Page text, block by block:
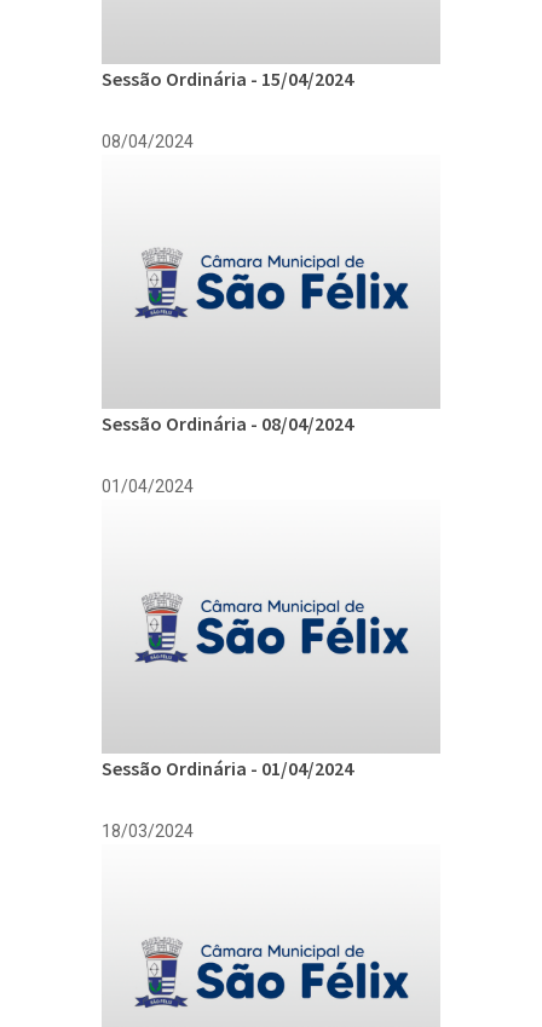
Sessão Ordinária - 15/04/2024
08/04/2024
Sessão Ordinária - 08/04/2024
01/04/2024
Sessão Ordinária - 01/04/2024
18/03/2024